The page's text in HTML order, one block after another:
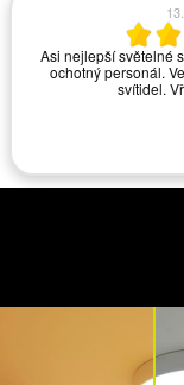
Asi nejlepší světelné
ochotný personál.
svítidel.